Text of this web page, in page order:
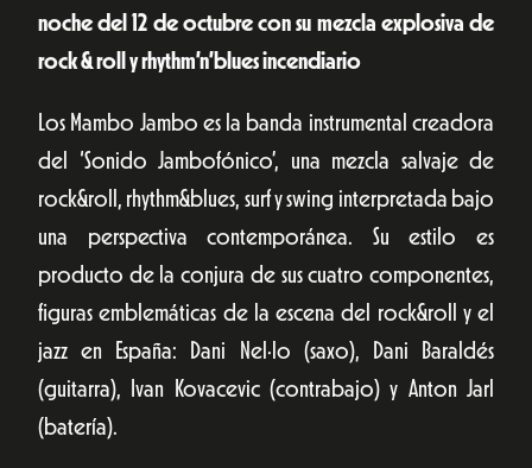
noche del 12 de octubre con su mezcla explosiva de
rock & roll yrhythm’n’bluesincendiario
Los Mambo Jambo es la banda instrumental creadora
del ‘Sonido Jambofónico’, una mezcla salvaje de
rock&roll, rhythm&blues, surf y swing interpretada bajo
una perspectiva contemporánea. Su estilo es
producto de la conjura de sus cuatro componentes,
figuras emblemáticas de la escena del rock&roll y el
jazz en España: Dani Nel·lo (saxo), Dani Baraldés
(guitarra), Ivan Kovacevic (contrabajo) y Anton Jarl
(batería).